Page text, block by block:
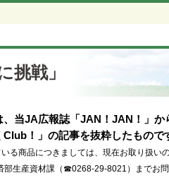
挑戦」
、当JA広報誌「JAN！JAN！」か
！」の記事を抜粋したもので
る商品につきましては、現在お取り扱い
生産資材課（☎0268-29-8021）までお問